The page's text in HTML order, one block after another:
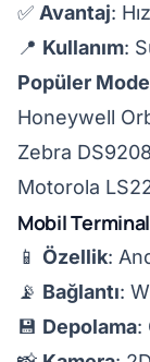
✅ Avantaj:
📍 Kullanım:
Popüler
Honeywell
Zebra DS9208
Motorola
Mobil
📱 Özellik:
📡 Bağlantı:
💾 Depolama: